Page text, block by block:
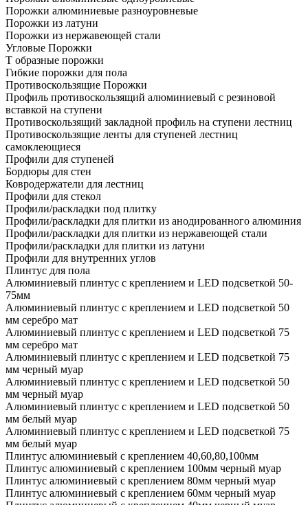
Порожки алюминиевые разноуровневые
Порожки из латуни
Порожки из нержавеющей стали
Угловые Порожки
Т образные порожки
Гибкие порожки для пола
Противоскользящие Порожки
Профиль противоскользящий алюминиевый с резиновой
вставкой на ступени
Противоскользящий закладной профиль на ступени лестниц
Противоскользящие ленты для ступеней лестниц
самоклеющиеся
Профили для ступеней
Бордюры для стен
Ковродержатели для лестниц
Профили для стекол
Профили/раскладки под плитку
Профили/раскладки для плитки из анодированного алюминия
Профили/раскладки для плитки из нержавеющей стали
Профили/раскладки для плитки из латуни
Профили для внутренних углов
Плинтус для пола
Алюминиевый плинтус с креплением и LED подсветкой 50-
75мм
Алюминиевый плинтус с креплением и LED подсветкой 50
мм серебро мат
Алюминиевый плинтус с креплением и LED подсветкой 75
мм серебро мат
Алюминиевый плинтус с креплением и LED подсветкой 75
мм черный муар
Алюминиевый плинтус с креплением и LED подсветкой 50
мм черный муар
Алюминиевый плинтус с креплением и LED подсветкой 50
мм белый муар
Алюминиевый плинтус с креплением и LED подсветкой 75
мм белый муар
Плинтус алюминиевый с креплением 40,60,80,100мм
Плинтус алюминиевый с креплением 100мм черный муар
Плинтус алюминиевый с креплением 80мм черный муар
Плинтус алюминиевый с креплением 60мм черный муар